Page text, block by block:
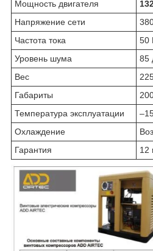
Мощность двигателя
Напряжение сети
Частота тока
50
Уровень шума
85
Вес
Габариты
Температура эксплуатации
Охлаждение
Гарантия
12